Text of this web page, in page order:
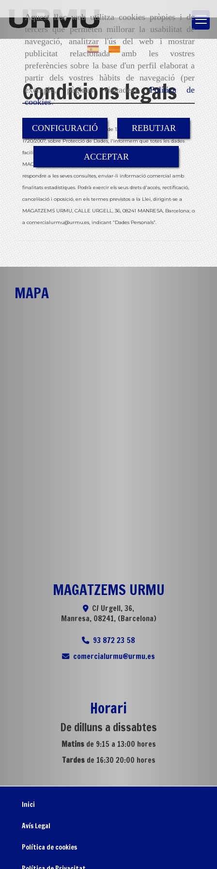
Aquest lloc web utilitza cookies pròpies i de
tercers que permeten millorar la usabilitat de
navegació, analitzar l'ús del web i mostrar
publicitat relacionada amb les vostres
preferències sobre la base d'un perfil elaborat a
partir dels vostres hàbits de navegació (per
exemple, pàgines visitades).Política de
cookies.'
CONFIGURACIÓ REBUTJAR
ACCEPTAR
Condicions legals
De conformitat amb la Llei 15/1999 de 13 de desembre i amb el RD
1720/2007, sobre Protecció de Dades, l'informem que totes les dades
facilitades per vostè seran incorporades a un fitxer propietat de
MAGATZEMS URMU
respondre a les seves consultes, enviar-li informació comercial amb
finalitats estadístiques. Podrà exercir els seus drets d'accés, rectificació,
cancel·lació i oposició, en els termes previstos a la Llei, dirigint-se a
MAGATZEMS URMU, CALLE URGELL, 36, 08241 MANRESA, Barcelona; o
a comercialurmu@urmu.es, indicant “Dades Personals”.
MAPA
MAGATZEMS URMU
C/ Urgell, 36,
Manresa, 08241, (Barcelona)
93 872 23 58
comercialurmu urmu.es
Horari
De dilluns a dissabtes
Matinsde 9:15 a 13:00 hores
Tardesde 16:30 20:00 hores
Inici
Avís Legal
Política de cookies